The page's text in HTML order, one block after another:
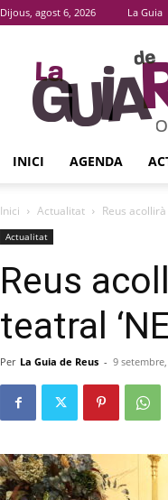
Dijous, agost 6, 2026 La Guia
La
De
INICI AGENDA
Inici Actualitat Reus
Actualitat
Reus
teatral
Per La Guia de Reus - 9